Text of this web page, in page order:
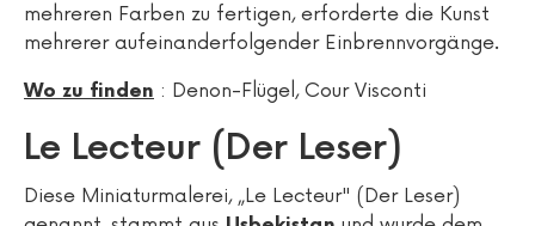
mehreren Farben zu fertigen, erforderte die Kunst
mehrerer aufeinanderfolgender Einbrennvorgänge.
Wo zu finden : Denon-Flügel, Cour Visconti
Le Lecteur (Der Leser)
Diese Miniaturmalerei, „Le Lecteur" (Der Leser)